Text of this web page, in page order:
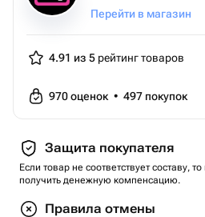
Перейти в магазин
4.91 из 5 рейтинг товаров
970оценок • 497 покупок
Защита покупателя
Если товар не соответствует составу,
получить денежную компенсацию.
Правила отмены